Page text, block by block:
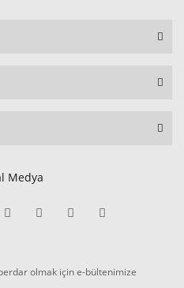
Medya
olmak için e-bültenimize